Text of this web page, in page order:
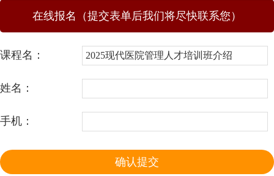
在线报名（提交表单后我们将尽快联系您）
课程名：
姓名：
手机：